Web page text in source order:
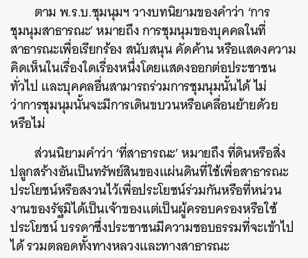
ตาม พ.ร.บ.ชุมนุมฯ วางบทนิยามของคำว่า ‘การ
ชุมนุมสาธารณะ’ หมายถึง การชุมนุมของบุคคลในที่
สาธารณะเพื่อเรียกร้อง สนับสนุน คัดค้าน หรือแสดงความ
คิดเห็นในเรื่องใดเรื่องหนึ่งโดยแสดงออกต่อประชาชน
ทั่วไป และบุคคลอื่นสามารถร่วมการชุมนุมนั้นได้ ไม่
ว่าการชุมนุมนั้นจะมีการเดินขบวนหรือเคลื่อนย้ายด้วย
หรือไม่
ส่วนนิยามคำว่า ‘ที่สาธารณะ’ หมายถึง ที่ดินหรือสิ่ง
ปลูกสร้างอันเป็นทรัพย์สินของแผ่นดินที่ใช้เพื่อสาธารณะ
ประโยชน์หรือสงวนไว้เพื่อประโยชน์ร่วมกันหรือที่หน่วน
งานของรัฐมิได้เป็นเจ้าของแต่เป็นผู้ครอบครองหรือใช้
ประโยชน์ บรรดาซึ่งประชาชนมีความชอบธรรมที่จะเข้าไป
ได้ รวมตลอดทั้งทางหลวงและทางสาธารณะ